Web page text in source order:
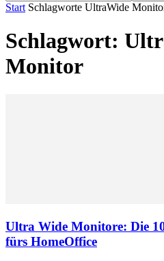
Start Schlagworte UltraWide
Schlagwort:
Monitor
Ultra Wide Monitore: Die
fürs HomeOffice